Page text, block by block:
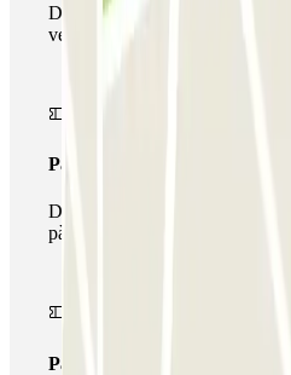
Durant la teva estada podràs
vegada al pàrquing
Passi multipàrquing
Durant la teva estada podràs fer
pàrquings d'aquest operador
Passi il·limitat